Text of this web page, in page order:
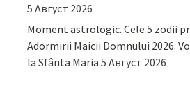
5 Август 2026
Moment astrologic. Cele 5 zodii
Adormirii Maicii Domnului 2026.
la Sfânta Maria 5 Август 2026